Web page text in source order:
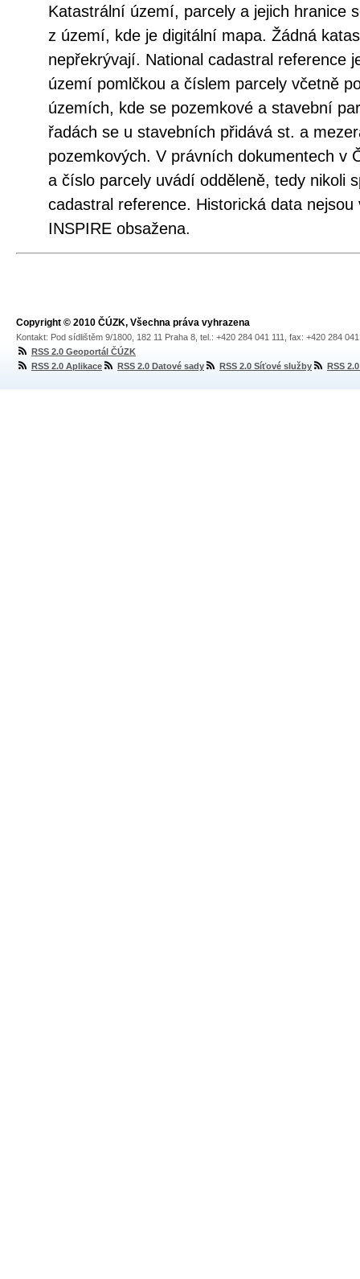
Katastrální území, parcely a jejich hranice
z území, kde je digitální mapa. Žádná
nepřekrývají. National cadastral reference
území pomlčkou a číslem parcely včetně
územích, kde se pozemkové a stavební
řadách se u stavebních přidává st. a
pozemkových. V právních dokumentech v
a číslo parcely uvádí odděleně, tedy nikoli
cadastral reference. Historická data
INSPIRE obsažena.
Copyright © 2010 ČÚZK, Všechna práva vyhrazena
Kontakt: Pod sídlištěm 9/1800, 182 11 Praha 8, tel.: +420 284 041 111, fax: +420 284
RSS 2.0 Geoportál ČÚZK
RSS 2.0 Aplikace
RSS 2.0 Datové sady RSS 2.0 Síťové služby RSS